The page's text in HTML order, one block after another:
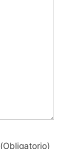
(Obligatorio)